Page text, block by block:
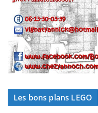
Les bons plans LEGO